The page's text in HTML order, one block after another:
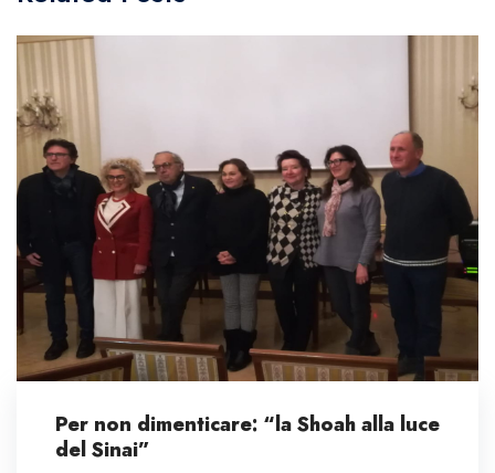
Per non dimenticare: “la Shoah alla luce
del Sinai”